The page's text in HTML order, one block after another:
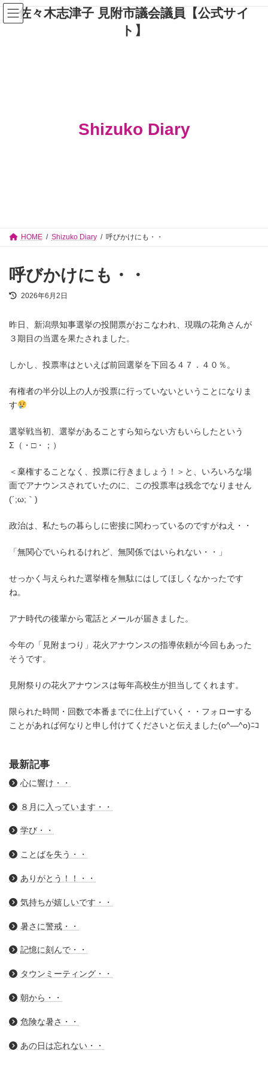
コ
ン
テ
ナ
ビ
ゲ
佐々木志津子 見附市議会議員【公式サイ
ト】
Shizuko Diary
HOME Shizuko Diary 呼びかけにも・・
呼びかけにも・・
最
新
日
2026年6月2日
昨日、新潟県知事選挙の投開票がおこなわれ、現職の花角さんが
３期目の当選を果たされました。
しかし、投票率はといえば前回選挙を下回る４７．４０％。
有権者の半分以上の人が投票に行っていないということになりま
す
選挙戦当初、選挙があることすら知らない方もいらしたという
Σ（・□・；）
＜棄権することなく、投票に行きましょう！＞と、いろいろな場
面でアナウンスされていたのに、この投票率は残念でなりません
(´;ω;｀)
政治は、私たちの暮らしに密接に関わっているのですがねえ・・
「無関心でいられるけれど、無関係ではいられない・・」
せっかく与えられた選挙権を無駄にはしてほしくなかったです
ね。
アナ時代の後輩から電話とメールが届きました。
今年の「見附まつり」花火アナウンスの指導依頼が今回もあった
そうです。
見附祭りの花火アナウンスは毎年高校生が担当してくれます。
限られた時間・回数で本番までに仕上げていく・・フォローする
ことがあれば何なりと申し付けてくださいと伝えました(o^―^o)ﾆｺ
最新記事
心に響け・・
８月に入っています・・
学び・・
ことばを失う・・
ありがとう！！・・
気持ちが嬉しいです・・
暑さに警戒・・
記憶に刻んで・・
タウンミーティング・・
朝から・・
危険な暑さ・・
あの日は忘れない・・